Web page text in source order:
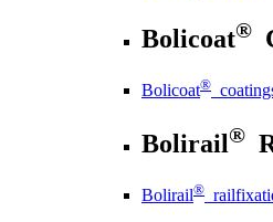
Bolicoat®
Bolicoat®
Bolirail®
Bolirail®